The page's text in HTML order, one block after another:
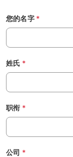
您的名字 *
姓氏 *
职衔 *
公司 *